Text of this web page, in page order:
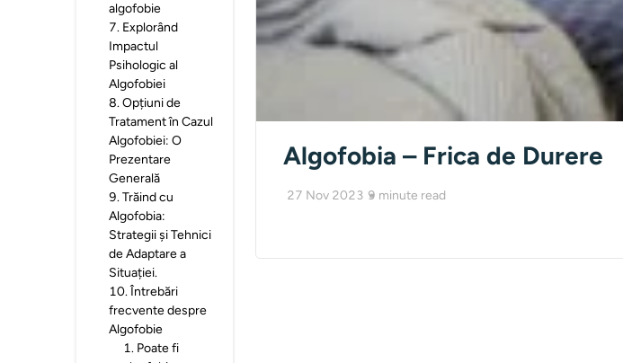
algofobie
7. Explorând
Impactul
Psihologic al
Algofobiei
8.Opțiuni de
Tratament în Cazul
Algofobiei: O
Prezentare
Generală
9.Trăind cu
Algofobia:
Strategii și Tehnici
de Adaptare a
Situației.
10.Întrebări
frecvente despre
Algofobie
1. Poate fi
Algofobia – Frica de Durere
27 Nov 2023 9 minute read